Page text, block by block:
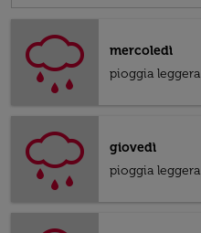
mercoledì
pioggia leggera
giovedì
pioggia leggera